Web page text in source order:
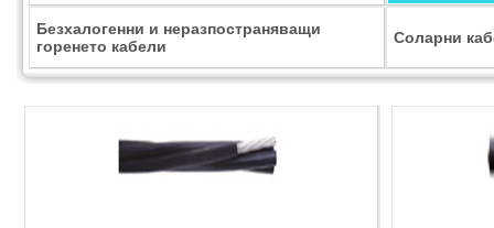
Безхалогенни и неразпостраняващи
горенето кабели
Соларни